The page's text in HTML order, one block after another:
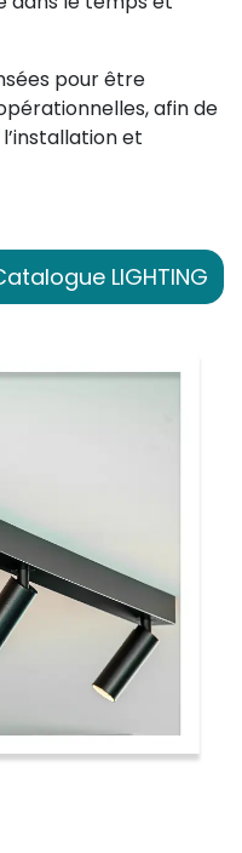
pour être
afin de
et
LIGHTING